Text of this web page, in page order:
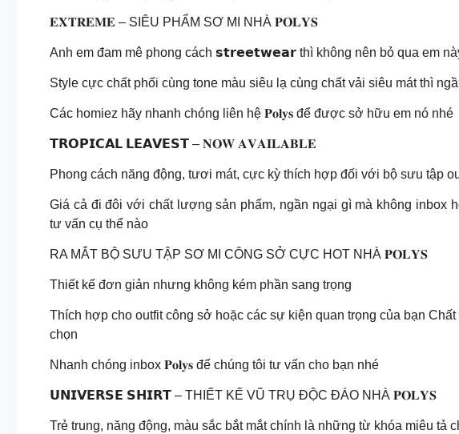
𝐄𝐗𝐓𝐑𝐄𝐌𝐄 – SIÊU PHẨM SƠ MI NHÀ 𝐏𝐎𝐋𝐘𝐒
Anh em đam mê phong cách 𝘀𝘁𝗿𝗲𝗲𝘁𝘄𝗲𝗮𝗿 thì không nên bỏ qua em
Style cực chất phối cùng tone màu siêu lạ cùng chất vải siêu mát thì
Các homiez hãy nhanh chóng liên hệ 𝐏𝐨𝐥𝐲𝐬 để được sở hữu em nó nhé
𝗧𝗥𝗢𝗣𝗜𝗖𝗔𝗟 𝗟𝗘𝗔𝗩𝗘𝗦𝗧 – 𝐍𝐎𝐖 𝐀𝐕𝐀𝐈𝐋𝐀𝐁𝐋𝐄
Phong cách năng động, tươi mát, cực kỳ thích hợp đối với bộ sưu tập
Giá cả đi đôi với chất lượng sản phẩm, ngần ngại gì mà không inbox
tư vấn cụ thể nào
RA MẮT BỘ SƯU TẬP SƠ MI CÔNG SỞ CỰC HOT NHÀ 𝐏𝐎𝐋𝐘𝐒
Thiết kế đơn giản nhưng không kém phần sang trọng
Thích hợp cho outfit công sở hoặc các sự kiện quan trọng của bạn
chọn
Nhanh chóng inbox 𝐏𝐨𝐥𝐲𝐬 để chúng tôi tư vấn cho bạn nhé
𝗨𝗡𝗜𝗩𝗘𝗥𝗦𝗘 𝗦𝗛𝗜𝗥𝗧 – THIẾT KẾ VŨ TRỤ ĐỘC ĐÁO NHÀ 𝐏𝐎𝐋𝐘𝐒
Trẻ trung, năng động, màu sắc bắt mắt chính là những từ khóa miêu